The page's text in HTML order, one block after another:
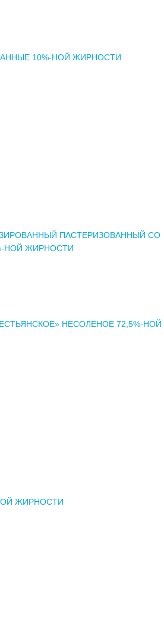
10%-НОЙ ЖИРНОСТИ
ПАСТЕРИЗОВАННЫЙ СО
НОЙ ЖИРНОСТИ
НЕСОЛЕНОЕ 72,5%-НОЙ
ЖИРНОСТИ